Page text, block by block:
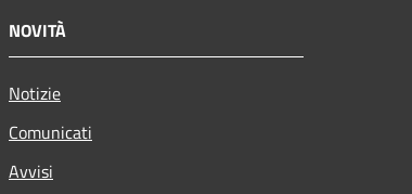
NOVITÀ
Notizie
Comunicati
Avvisi